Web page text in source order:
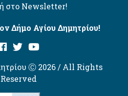
στο Newsletter!
Δήμο Αγίου Δημητρίου!
Ⓒ 2026 / All Rights
Reserved